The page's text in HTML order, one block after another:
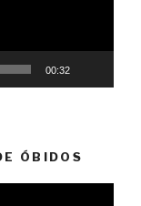
00:32
ÓBIDOS